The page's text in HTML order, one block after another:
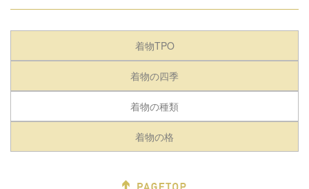
着物TPO
着物の四季
着物の種類
着物の格